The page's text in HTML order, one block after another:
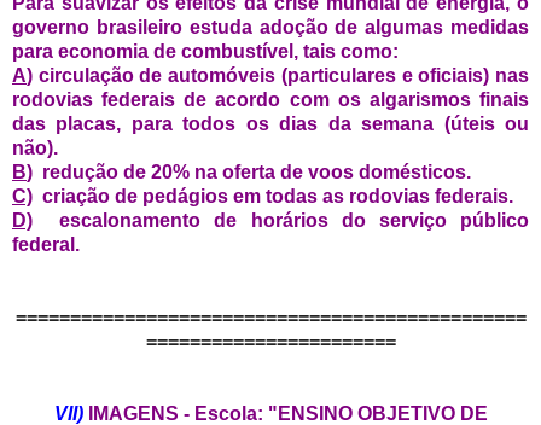
governo brasileiro estuda adoção de algumas medidas
para economia de combustível, tais como:
A) circulação de automóveis (particulares e oficiais) nas
rodovias federais de acordo com os algarismos finais
das placas, para todos os dias da semana (úteis ou
não).
B) redução de 20% na oferta de voos domésticos.
C) criação de pedágios em todas as rodovias federais.
D) escalonamento de horários do serviço público
federal.
===============================================
=======================
VII)
IMAGENS - Escola: "ENSINO OBJETIVO DE